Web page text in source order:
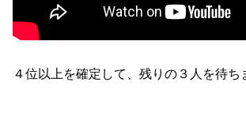
４位以上を確定して、残りの３人を待ち